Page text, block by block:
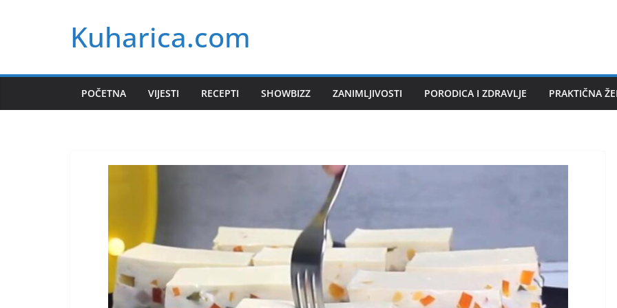
Kuharica.com
POČETNA VIJESTI RECEPTI SHOWBIZZ ZANIMLJIVOSTI PORODICA I ZDRAVLJE PRAKTIČNA